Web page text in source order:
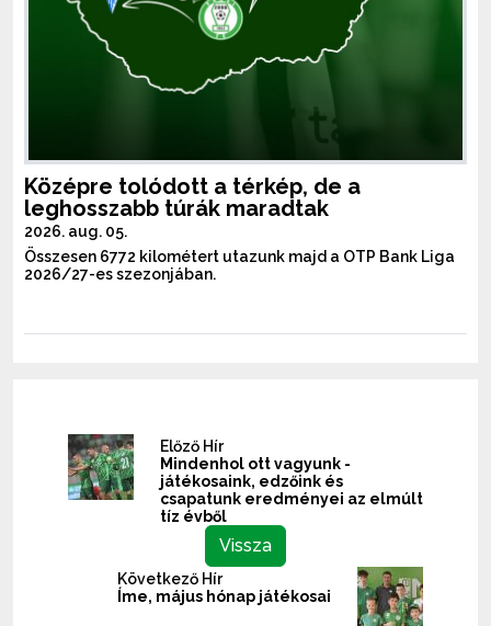
Középre tolódott a térkép, de a
leghosszabb túrák maradtak
2026. aug. 05.
Összesen 6772 kilométert utazunk majd a OTP Bank Liga
2026/27-es szezonjában.
Előző Hír
Mindenhol ott vagyunk -
játékosaink, edzőink és
csapatunk eredményei az elmúlt
tíz évből
Vissza
Következő Hír
Íme, május hónap játékosai